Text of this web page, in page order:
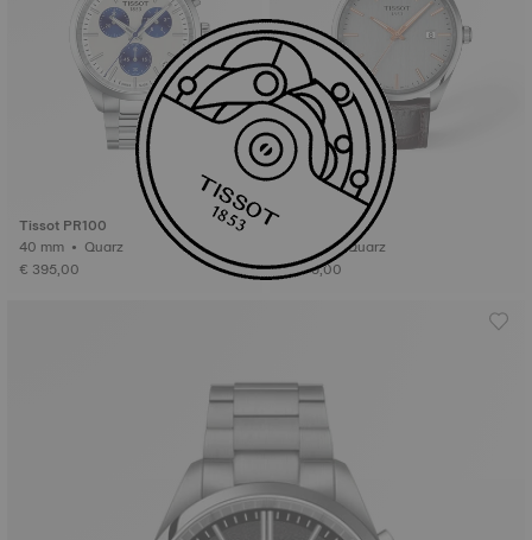
Tissot PR100
40 mm • Quarz
€ 395,00
Tissot PR100
40 mm • Quarz
€ 275,00